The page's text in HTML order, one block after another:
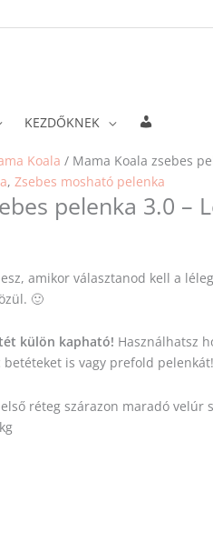
KEZDŐKNEK
Koala / Mama Koala zsebes
, Zsebes mosható pelenka
pelenka 3.0 –
amikor választanod kell a
🙂
külön kapható! Használhatsz
betéteket is vagy prefold pelenkát!
réteg szárazon maradó velúr